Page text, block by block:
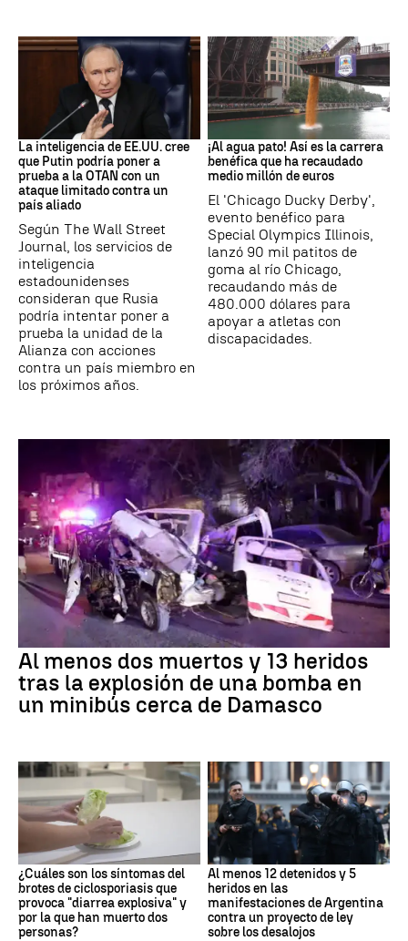
OTAN
La inteligencia de EE.UU. cree
que Putin podría poner a
prueba a la OTAN con un
ataque limitado contra un
país aliado
Según The Wall Street
Journal, los servicios de
inteligencia
estadounidenses
consideran que Rusia
podría intentar poner a
prueba la unidad de la
Alianza con acciones
contra un país miembro en
los próximos años.
EEUU
¡Al agua pato! Así es la carrera
benéfica que ha recaudado
medio millón de euros
El 'Chicago Ducky Derby',
evento benéfico para
Special Olympics Illinois,
lanzó 90 mil patitos de
goma al río Chicago,
recaudando más de
480.000 dólares para
apoyar a atletas con
discapacidades.
Al menos dos muertos y 13 heridos
tras la explosión de una bomba en
un minibús cerca de Damasco
¿Cuáles son los síntomas del
brotes de ciclosporiasis que
provoca "diarrea explosiva" y
por la que han muerto dos
personas?
Al menos 12 detenidos y 5
heridos en las
manifestaciones de Argentina
contra un proyecto de ley
sobre los desalojos